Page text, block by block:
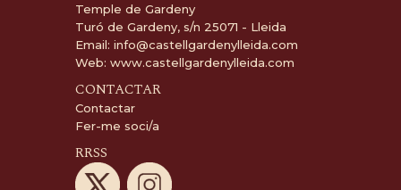
INICI
ELS TEMPLERS
TURÓ GARDENY
VISITA EL CASTELL
QUI SOM
CONTACTE
NOTICIES
Temple de Gardeny
Turó de Gardeny, s/n 25071 - Lleida
Email: info@castellgardenylleida.com
Web: www.castellgardenylleida.com
CONTACTAR
Contactar
Fer-me soci/a
RRSS